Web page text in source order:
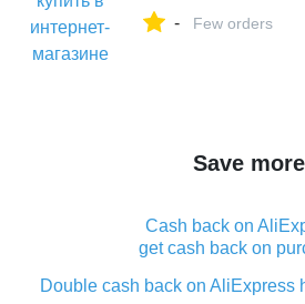
- Few orders
Save more
Cash back on
get cash back on
Double cash back on AliExpress